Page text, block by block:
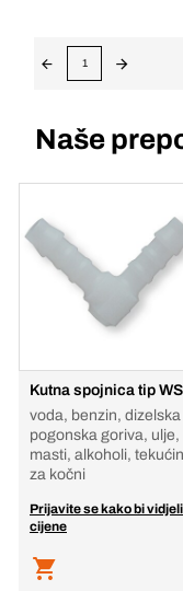
1
Naše
Kutna spojnica tip WS
voda, benzin, dizelska
pogonska goriva, ulje,
masti, alkoholi,
za kočni
Prijavite se kako bi vidjeli
cijene